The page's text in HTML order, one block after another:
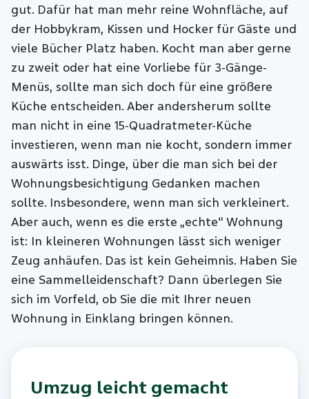
gut. Dafür hat man mehr reine Wohnfläche, auf
der Hobbykram, Kissen und Hocker für Gäste und
viele Bücher Platz haben. Kocht man aber gerne
zu zweit oder hat eine Vorliebe für 3-Gänge-
Menüs, sollte man sich doch für eine größere
Küche entscheiden. Aber andersherum sollte
man nicht in eine 15-Quadratmeter-Küche
investieren, wenn man nie kocht, sondern immer
auswärts isst. Dinge, über die man sich bei der
Wohnungsbesichtigung Gedanken machen
sollte. Insbesondere, wenn man sich verkleinert.
Aber auch, wenn es die erste „echte“ Wohnung
ist: In kleineren Wohnungen lässt sich weniger
Zeug anhäufen. Das ist kein Geheimnis. Haben Sie
eine Sammelleidenschaft? Dann überlegen Sie
sich im Vorfeld, ob Sie die mit Ihrer neuen
Wohnung in Einklang bringen können.
Umzug leicht gemacht